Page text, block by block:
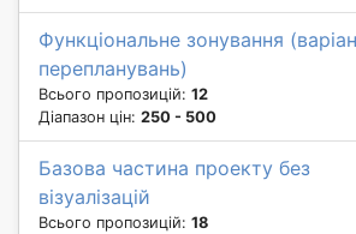
Функціональне зонування
перепланувань)
Всього пропозицій: 12
Діапазон цін: 250 - 500
Базова частина проекту без
візуалізацій
Всього пропозицій: 18